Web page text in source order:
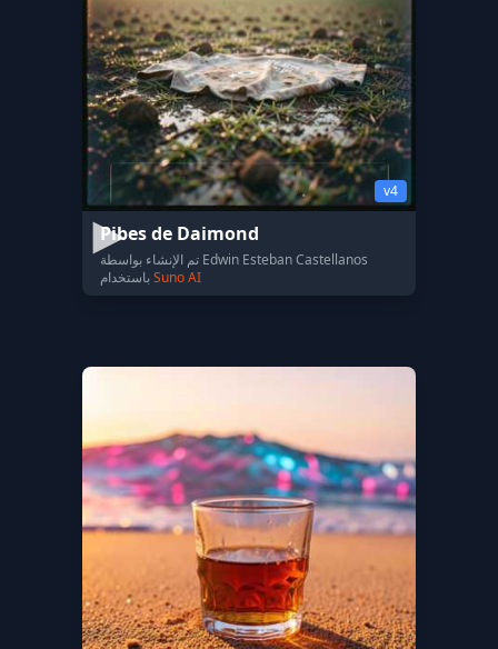
v4
Pibes de Daimond
تم الإنشاء بواسطة Edwin Esteban Castellanos
Suno AI